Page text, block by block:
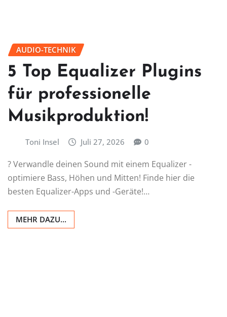
AUDIO-TECHNIK
5 Top Equalizer Plugins
für professionelle
Musikproduktion!
Toni Insel Juli 27, 2026 0
? Verwandle deinen Sound mit einem Equalizer -
optimiere Bass, Höhen und Mitten! Finde hier die
besten Equalizer-Apps und -Geräte!…
MEHR DAZU...